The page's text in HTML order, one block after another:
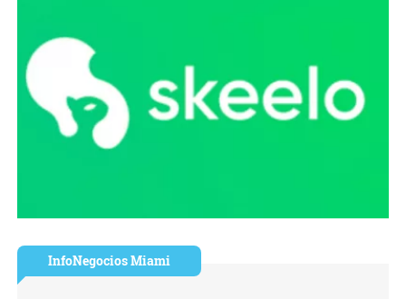
InfoNegocios Miami